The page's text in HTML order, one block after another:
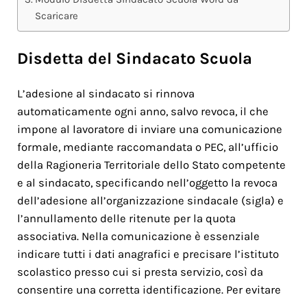
Scaricare
Disdetta del Sindacato Scuola
L’adesione al sindacato si rinnova
automaticamente ogni anno, salvo revoca, il che
impone al lavoratore di inviare una comunicazione
formale, mediante raccomandata o PEC, all’ufficio
della Ragioneria Territoriale dello Stato competente
e al sindacato, specificando nell’oggetto la revoca
dell’adesione all’organizzazione sindacale (sigla) e
l’annullamento delle ritenute per la quota
associativa. Nella comunicazione è essenziale
indicare tutti i dati anagrafici e precisare l’istituto
scolastico presso cui si presta servizio, così da
consentire una corretta identificazione. Per evitare